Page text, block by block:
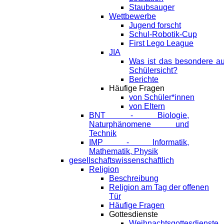
Staubsauger
Wettbewerbe
Jugend forscht
Schul-Robotik-Cup
First Lego League
JIA
Was ist das besondere
Schülersicht?
Berichte
Häufige Fragen
von Schüler*innen
von Eltern
BNT - Biologie,
Naturphänomene und
Technik
IMP - Informatik,
Mathematik, Physik
gesellschaftswissenschaftlich
Religion
Beschreibung
Religion am Tag der offenen
Tür
Häufige Fragen
Gottesdienste